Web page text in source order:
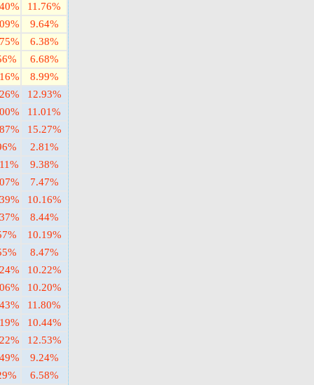
11.76%
9.64%
6.38%
6.68%
8.99%
12.93%
11.01%
15.27%
2.81%
9.38%
7.47%
10.16%
8.44%
10.19%
8.47%
10.22%
10.20%
11.80%
10.44%
12.53%
9.24%
6.58%